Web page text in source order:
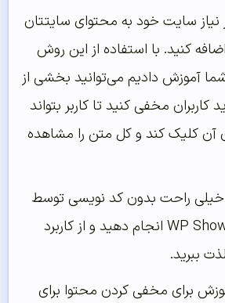
نیاز سایت خود به محتوای سایتتان
کنید. با استفاده از این روش
آموزش دادیم می‌توانید بخشی از
کاربران مخفی کنید تا کاربر بتواند
آن کلیک کند و کل متن را مشاهده
خیلی راحت بدون کد نویسی توسط
افزونه رایگان WP ShowHide انجام دهید و از کاربرد
ببرید.
برای مخفی کردن محتوا برای